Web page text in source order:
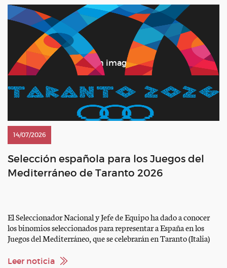
14/07/2026
Selección española para los Juegos del
Mediterráneo de Taranto 2026
El Seleccionador Nacional y Jefe de Equipo ha dado a conocer
los binomios seleccionados para representar a España en los
Juegos del Mediterráneo, que se celebrarán en Taranto (Italia)
“Jolie Van der Berghoeve” Pello Elorduy con “Champenoise de
Leer noticia